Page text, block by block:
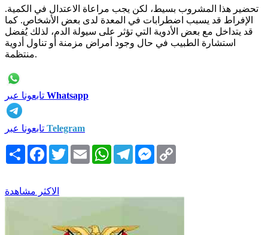
تحضير هذا المشروب بسيط، لكن يجب مراعاة الاعتدال في الكمية.
الإفراط قد يسبب اضطرابات في المعدة لدى بعض الأشخاص. كما
قد يتداخل مع بعض الأدوية التي تؤثر على سيولة الدم، لذلك يُفضل
استشارة الطبيب في حال وجود أمراض مزمنة أو تناول أدوية
منتظمة.
Whatsapp
Telegram
انشر Facebook
TwitterEmail WhatsAppTelegramMessenger
الاكثر مشاهدة